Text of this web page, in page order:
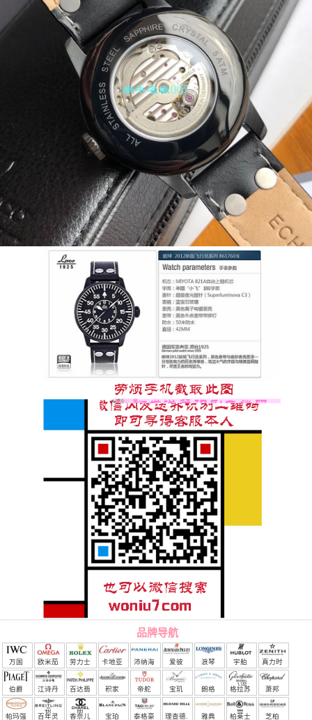
品牌导航
万国 欧米茄 劳力士 卡地亚 沛纳海 爱彼 浪琴 宇舶
（恒
宝）
真力时
伯爵 江诗丹
顿
百达翡
丽
积家 帝舵 宝玑 朗格 格拉苏
蒂
萧邦
帕玛强 百年灵 香奈儿 宝珀 泰格豪 理查德. 雅典 柏莱士 芝柏